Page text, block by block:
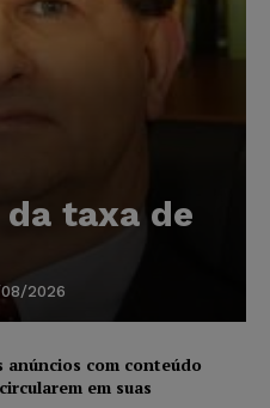
taxa de
2026
anúncios com conteúdo
em suas